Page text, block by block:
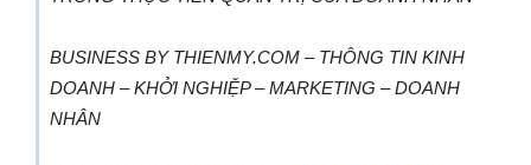
BUSINESS BY THIENMY.COM – THÔNG TIN KINH
DOANH – KHỞI NGHIỆP – MARKETING – DOANH
NHÂN